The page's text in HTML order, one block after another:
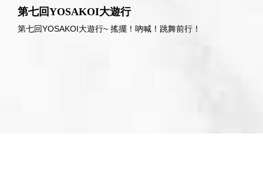
第七回YOSAKOI大遊行
第七回YOSAKOI大遊行~ 搖擺！吶喊！跳舞前行！